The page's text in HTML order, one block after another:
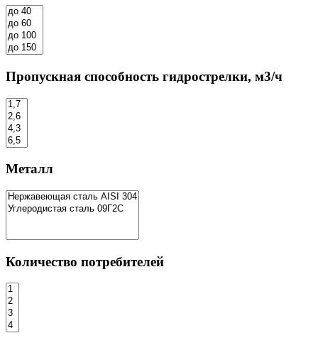
Пропускная способность гидрострелки, м3/ч
Металл
Количество потребителей